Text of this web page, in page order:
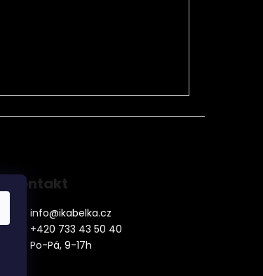
Kontakt
info@ikabelka.cz
+420 733 43 50 40
Po-Pá, 9-17h